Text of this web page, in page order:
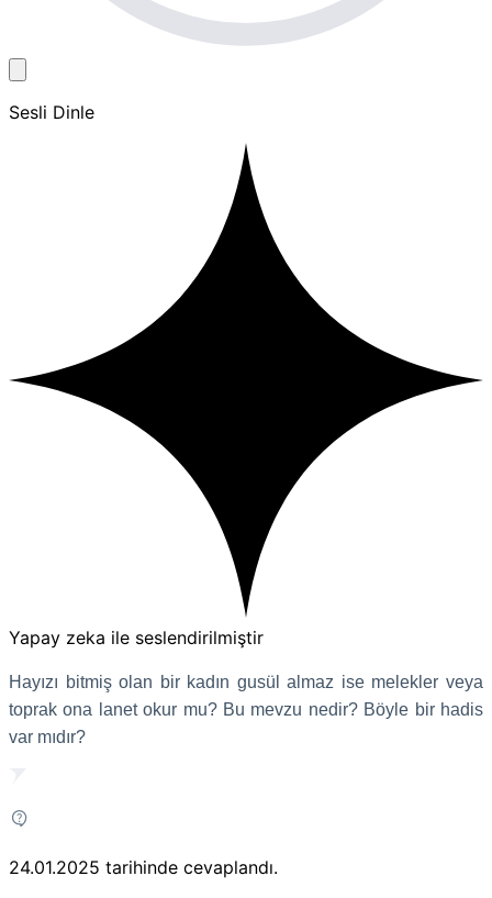
Sesli Dinle
Yapay zeka ile seslendirilmiştir
Hayızı bitmiş olan bir kadın gusül almaz ise melekler veya
toprak ona lanet okur mu? Bu mevzu nedir? Böyle bir hadis
var mıdır?
24.01.2025 tarihinde cevaplandı.